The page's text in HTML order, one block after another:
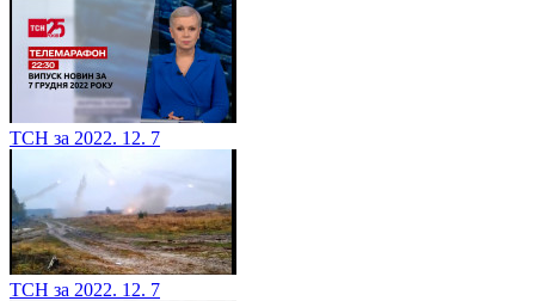
ТСН за 2022. 12. 7
ТСН за 2022. 12. 7